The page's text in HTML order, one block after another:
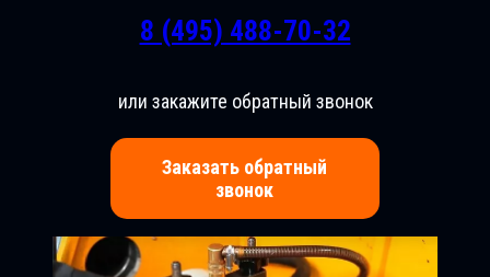
8 (495) 488-70-32
или закажите обратный звонок
Заказать обратный
звонок